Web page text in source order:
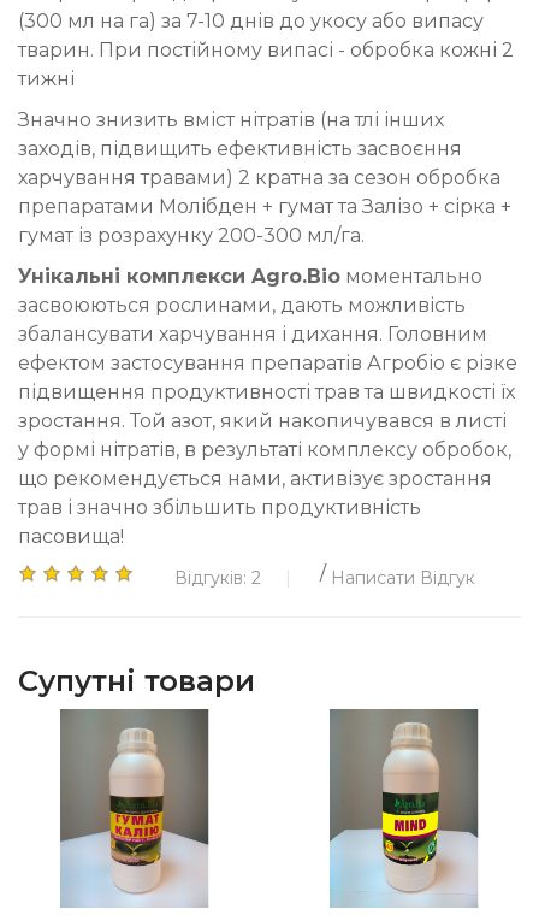
(300 мл на га) за 7-10 днів до укосу або випасу
тварин. При постійному випасі - обробка кожні 2
тижні
Значно знизить вміст нітратів (на тлі інших
заходів, підвищить ефективність засвоєння
харчування травами) 2 кратна за сезон обробка
препаратами Молібден + гумат та Залізо + сірка +
гумат із розрахунку 200-300 мл/га.
Унікальні комплекси Agro.Bio моментально
засвоюються рослинами, дають можливість
збалансувати харчування і дихання. Головним
ефектом застосування препаратів Агробіо є різке
підвищення продуктивності трав та швидкості їх
зростання. Той азот, який накопичувався в листі
у формі нітратів, в результаті комплексу обробок,
що рекомендується нами, активізує зростання
трав і значно збільшить продуктивність
пасовища!
Відгуків: 2 / Написати Відгук
Супутні товари